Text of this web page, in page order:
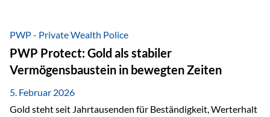
bei größeren Vermögen ist das entscheidend.
PWP - Private Wealth Police
PWP Protect: Gold als stabiler
Vermögensbaustein in bewegten Zeiten
5. Februar 2026
Gold steht seit Jahrtausenden für Beständigkeit, Werterhalt